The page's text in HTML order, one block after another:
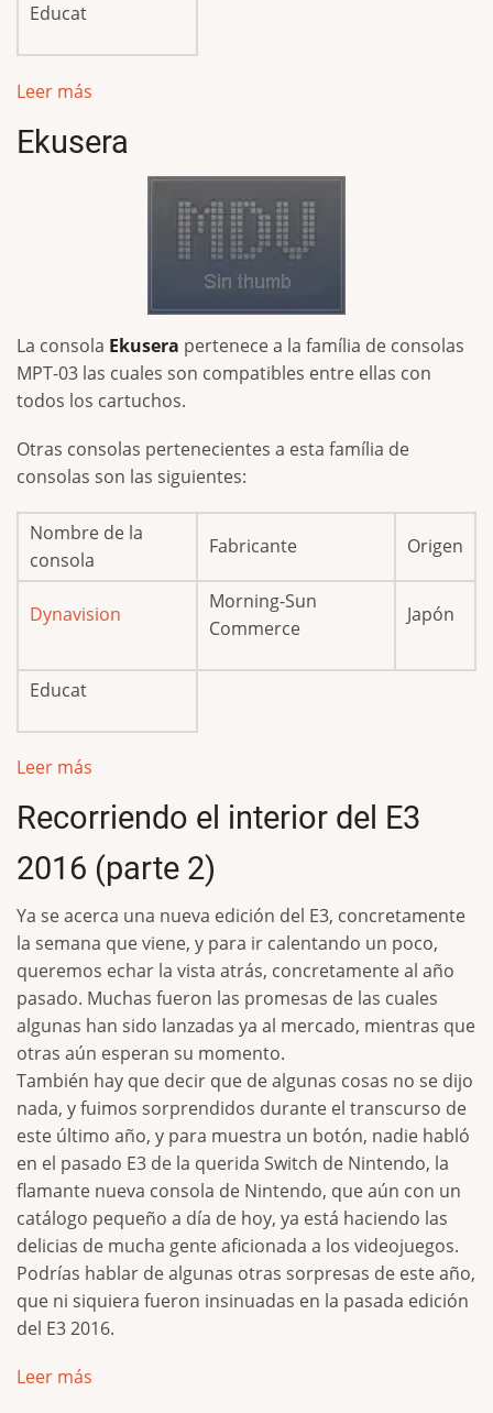
Educat
Leer más
Ekusera
La consola Ekusera pertenece a la família de consolas
MPT-03 las cuales son compatibles entre ellas con
todos los cartuchos.
Otras consolas pertenecientes a esta família de
consolas son las siguientes:
Nombre de la
consola
Fabricante Origen
Dynavision
Morning-Sun
Commerce
Japón
Educat
Leer más
Recorriendo el interior del E3
2016 (parte 2)
Ya se acerca una nueva edición del E3, concretamente
la semana que viene, y para ir calentando un poco,
queremos echar la vista atrás, concretamente al año
pasado. Muchas fueron las promesas de las cuales
algunas han sido lanzadas ya al mercado, mientras que
otras aún esperan su momento.
También hay que decir que de algunas cosas no se dijo
nada, y fuimos sorprendidos durante el transcurso de
este último año, y para muestra un botón, nadie habló
en el pasado E3 de la querida Switch de Nintendo, la
flamante nueva consola de Nintendo, que aún con un
catálogo pequeño a día de hoy, ya está haciendo las
delicias de mucha gente aficionada a los videojuegos.
Podrías hablar de algunas otras sorpresas de este año,
que ni siquiera fueron insinuadas en la pasada edición
del E3 2016.
Leer más